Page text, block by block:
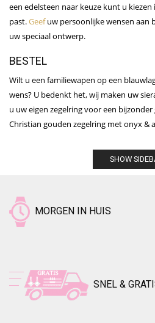
een edelsteen naar keuze kunt u kiezen
past.Geefuw persoonlijke wensen aan
uw speciaal ontwerp.
BESTEL
Wilt u een familiewapen op een
wens? U bedenkt het, wij maken uw
u uw eigen zegelring voor een
Christian gouden zegelring met onyx &
SHOW
MORGEN IN HUIS
SNEL &